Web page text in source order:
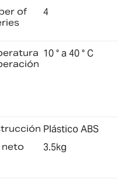
of
4
10 ° a 40 ° C
Plástico ABS
neto 3.5kg